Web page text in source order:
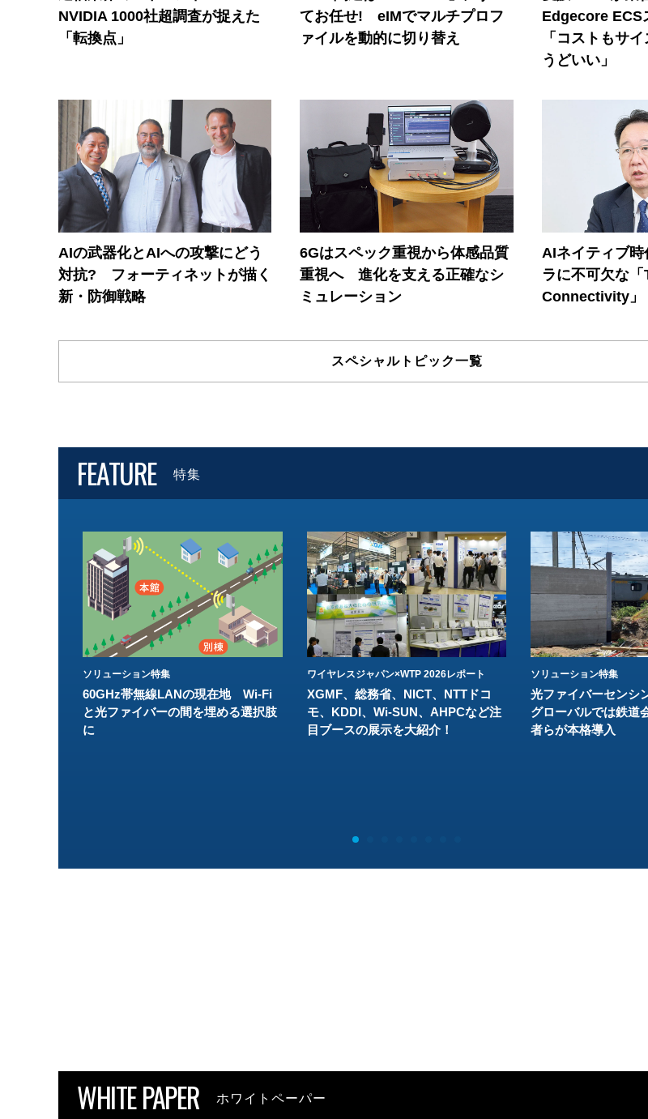
NVIDIA 1000社超調査が捉えた
「転換点」
てお任せ! eIMでマルチプロフ
ァイルを動的に切り替え
Edgecore ECS
「コストもサ
うどいい」
AIの武器化とAIへの攻撃にどう
対抗? フォーティネットが描く
新・防御戦略
6Gはスペック重視から体感品質
重視へ 進化を支える正確なシ
ミュレーション
AIネイティブ
ラに不可欠な
Connectivity」
スペシャルトピック一覧
FEATURE 特集
ソリューション特集
60GHz帯無線LANの現在地 Wi-Fi
と光ファイバーの間を埋める選択肢
に
ワイヤレスジャパン×WTP 2026レポート
XGMF、総務省、NICT、NTTドコ
モ、KDDI、Wi-SUN、AHPCなど注
目ブースの展示を大紹介！
ソリューション特集
光ファイバーセンシ
グローバルでは鉄道
者らが本格導入
WHITE PAPER ホワイトペーパー